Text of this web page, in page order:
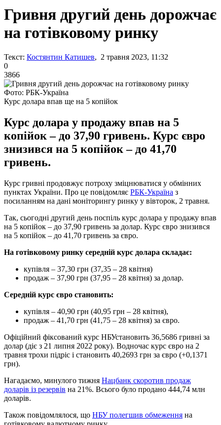
Гривня другий день дорожчає
на готівковому ринку
Текст: Костянтин Катишев, 2 травня 2023, 11:32
0
3866
Фото: РБК-Україна
Курс долара впав ще на 5 копійок
Курс долара у продажу впав на 5
копійок – до 37,90 гривень. Курс євро
знизився на 5 копійок – до 41,70
гривень.
Курс гривні продовжує потроху зміцнюватися у обмінних
пунктах України. Про це повідомляє РБК-Україна з
посиланням на дані моніторингу ринку у вівторок, 2 травня.
Так, сьогодні другий день поспіль курс долара у продажу впав
на 5 копійок – до 37,90 гривень за долар. Курс євро знизився
на 5 копійок – до 41,70 гривень за євро.
На готівковому ринку середній курс долара складає:
купівля – 37,30 грн (37,35 – 28 квітня)
продаж – 37,90 грн (37,95 – 28 квітня) за долар.
Середній курс євро становить:
купівля – 40,90 грн (40,95 грн – 28 квітня),
продаж – 41,70 грн (41,75 – 28 квітня) за євро.
Офіційний фіксований курс НБУстановить 36,5686 гривні за
долар (діє з 21 липня 2022 року). Водночас курс євро на 2
травня трохи підріс і становить 40,2693 грн за євро (+0,1371
грн).
Нагадаємо, минулого тижня Нацбанк скоротив продаж
доларів із резервів на 21%. Всього було продано 444,74 млн
доларів.
Також повідомлялося, що НБУ полегшив обмеження на